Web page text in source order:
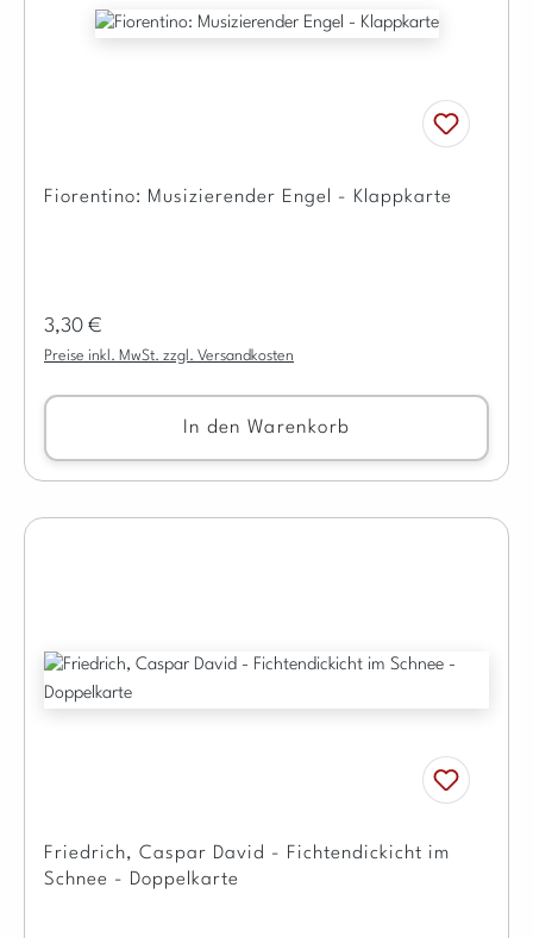
Fiorentino: Musizierender Engel - Klappkarte
Regulärer Preis:
3,30 €
Preise inkl. MwSt. zzgl. Versandkosten
In den Warenkorb
Friedrich, Caspar David - Fichtendickicht im
Schnee - Doppelkarte